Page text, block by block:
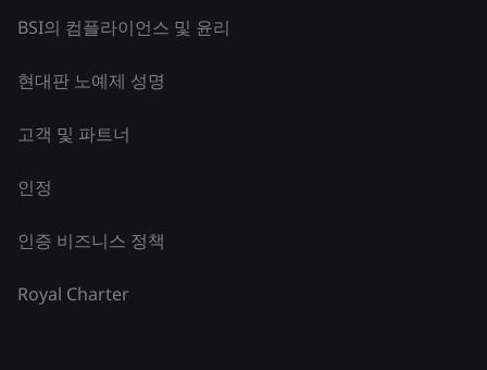
BSI의 컴플라이언스 및 윤리
현대판 노예제 성명
고객 및 파트너
인정
인증 비즈니스 정책
Royal Charter